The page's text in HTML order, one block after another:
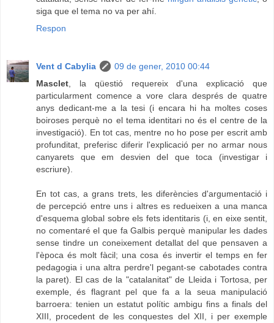
siga que el tema no va per ahí.
Respon
Vent d Cabylia
09 de gener, 2010 00:44
Masclet, la qüestió requereix d'una explicació que
particularment comence a vore clara després de quatre
anys dedicant-me a la tesi (i encara hi ha moltes coses
boiroses perquè no el tema identitari no és el centre de la
investigació). En tot cas, mentre no ho pose per escrit amb
profunditat, preferisc diferir l'explicació per no armar nous
canyarets que em desvien del que toca (investigar i
escriure).
En tot cas, a grans trets, les diferències d'argumentació i
de percepció entre uns i altres es redueixen a una manca
d'esquema global sobre els fets identitaris (i, en eixe sentit,
no comentaré el que fa Galbis perquè manipular les dades
sense tindre un coneixement detallat del que pensaven a
l'època és molt fàcil; una cosa és invertir el temps en fer
pedagogia i una altra perdre'l pegant-se cabotades contra
la paret). El cas de la "catalanitat" de Lleida i Tortosa, per
exemple, és flagrant pel que fa a la seua manipulació
barroera: tenien un estatut polític ambigu fins a finals del
XIII, procedent de les conquestes del XII, i per exemple